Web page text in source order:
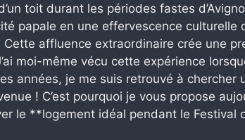
toit durant les périodes fastes
papale en une effervescence
Cette affluence extraordinaire crée une
moi-même vécu cette expérience
années, je me suis retrouvé à chercher
! C’est pourquoi je vous propose
le **logement idéal pendant le Festival